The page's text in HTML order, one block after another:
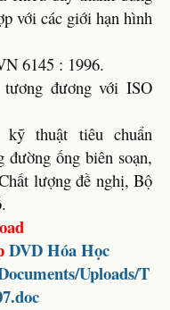
với các giới hạn hình
6145 : 1996.
đương với ISO
thuật tiêu chuẩn
ống biên soạn,
lượng đề nghị, Bộ
DVDHóa Học
Uploads/T